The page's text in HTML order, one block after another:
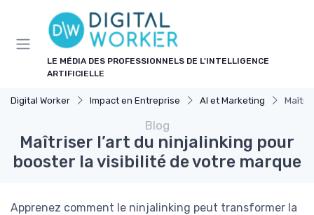
LE MÉDIA DES PROFESSIONNELS DE L'INTELLIGENCE
ARTIFICIELLE
Digital Worker Impact en Entreprise AI et Marketing
Blog
Maîtriser l’art du ninjalinking pour
booster la visibilité de votre marque
Apprenez comment le ninjalinking peut transformer la